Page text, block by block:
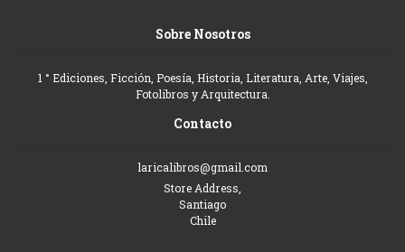
Sobre Nosotros
1 ° Ediciones, Ficción, Poesía, Historia, Literatura, Arte, Viajes,
Fotolibros y Arquitectura.
Contacto
laricalibros@gmail.com
Store Address,
Santiago
Chile